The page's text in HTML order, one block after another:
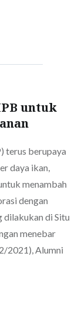
untuk
terus berupaya
daya ikan,
menambah
dengan
di Situ
menebar
2021), Alumni